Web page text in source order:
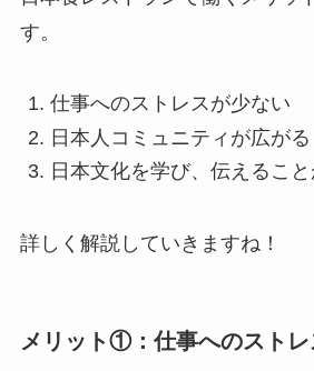
す。
仕事へのストレスが少ない
日本人コミュニティが広がる
日本文化を学び、伝えるこ
詳しく解説していきますね！
メリット①：仕事へのスト